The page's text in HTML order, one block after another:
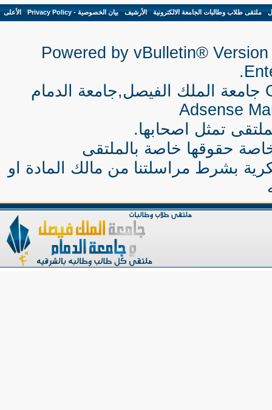
-ملتقى طلاب وطالبات الجامعة الالكترونية-الأرشيف-بيان الخصوصية - Privacy Policy -الأعلى
Powered by vBulletin®
جامعة الملك الفيصل,جامعة الدمام
Adsense
تمثل اصحابها.
حقوقها خاصة بالملتقى
بشرط مراسلتنا من مالك المادة او